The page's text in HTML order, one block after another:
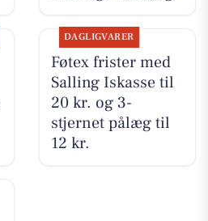
DAGLIGVARER
Føtex frister med
Salling Iskasse til
20 kr. og 3-
stjernet pålæg til
12 kr.